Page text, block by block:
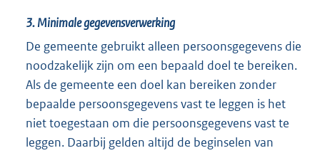
3.Minimale gegevensverwerking
De gemeente gebruikt alleen persoonsgegevens die
noodzakelijk zijn om een bepaald doel te bereiken.
Als de gemeente een doel kan bereiken zonder
bepaalde persoonsgegevens vast te leggen is het
niet toegestaan om die persoonsgegevens vast te
leggen. Daarbij gelden altijd de beginselen van